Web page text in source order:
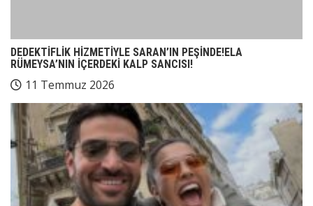
DEDEKTİFLİK HİZMETİYLE SARAN’IN PEŞİNDE!ELA
RÜMEYSA’NIN İÇERDEKİ KALP SANCISI!
11 Temmuz 2026